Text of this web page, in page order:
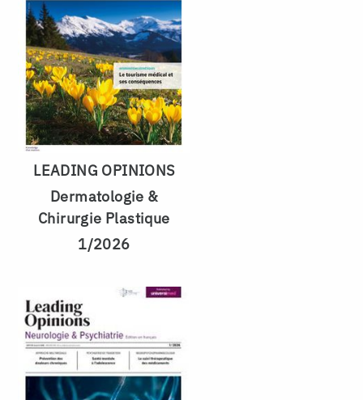
LEADING OPINIONS
Dermatologie &
Chirurgie Plastique
1/2026